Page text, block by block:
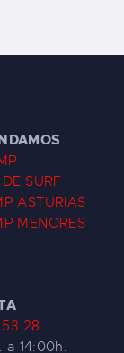
SURF
ASTURIAS
MENORES
28
a 14:00h.